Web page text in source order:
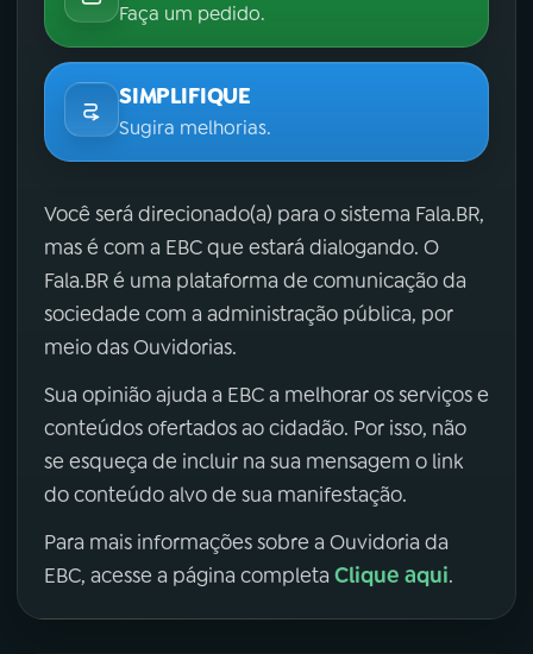
Faça um pedido.
SIMPLIFIQUE
Sugira melhorias.
Você será direcionado(a) para o sistema Fala.BR,
mas é com a EBC que estará dialogando. O
Fala.BR é uma plataforma de comunicação da
sociedade com a administração pública, por
meio das Ouvidorias.
Sua opinião ajuda a EBC a melhorar os serviços e
conteúdos ofertados ao cidadão. Por isso, não
se esqueça de incluir na sua mensagem o link
do conteúdo alvo de sua manifestação.
Para mais informações sobre a Ouvidoria da
EBC, acesse a página completa Clique aqui.